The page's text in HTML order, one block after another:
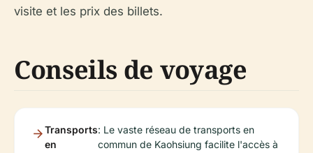
visite et les prix des billets.
Conseils de voyage
Transports
en
: Le vaste réseau de transports en
commun de Kaohsiung facilite l'accès à